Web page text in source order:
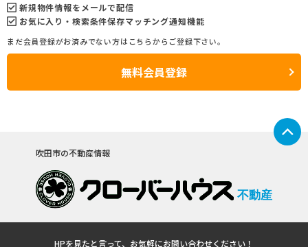
新規物件情報をメールで配信
お気に入り・検索条件保存マッチング通知機能
まだ会員登録がお済みでない方はこちらからご登録下さい。
無料会員登録
吹田市の不動産情報
不動産
HPを見たと言って、お気軽にお問い合わせください！